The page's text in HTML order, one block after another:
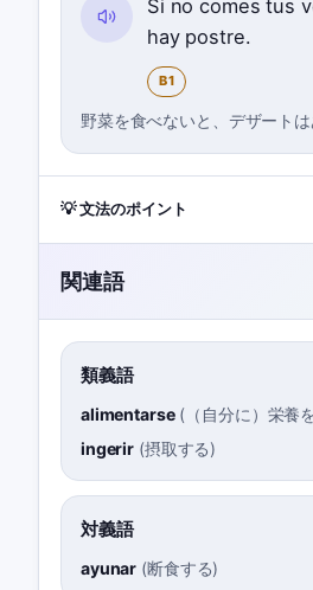
Si no comes tus
hay postre.
B1
野菜を食べないと、デザートは
💡 文法のポイント
関連語
類義語
alimentarse( （自分に）栄養
ingerir (摂取する)
対義語
ayunar (断食する)